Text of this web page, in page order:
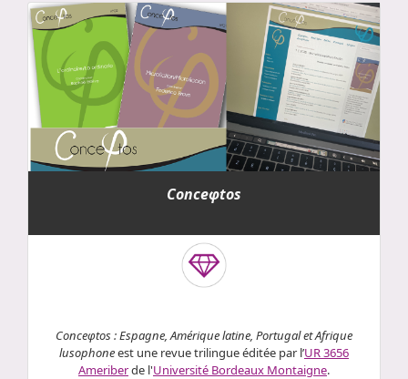
Conceφtos
Conceφtos :Espagne, Amérique latine, Portugal et Afrique
lusophoneest une revue trilingue éditée par l’UR 3656
Ameriberde l'Université Bordeaux Montaigne.